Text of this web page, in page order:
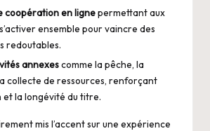
coopération en lignepermettant aux
ensemble pour vaincre des
redoutables.
annexescomme la pêche, la
collecte de ressources, renforçant
et la longévité du titre.
mis l’accent sur une expérience